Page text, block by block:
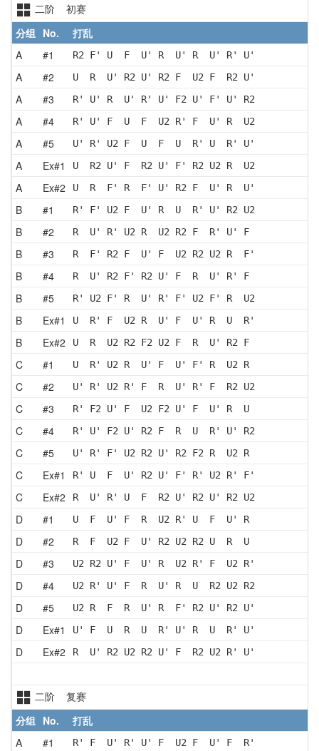
二阶 初赛
分组 No.
打乱
A
#1 R2 F' U  F  U' R  U' R  U' R' U'
A #2 U  R  U' R2 U' R2 F  U2 F  R2 U'
A #3 R' U' R  U' R' U' F2 U' F' U' R2
A #4 R' U' F  U  F  U2 R' F  U' R  U2
A #5 U' R' U2 F  U  F  U  R' U  R' U'
A Ex#1 U  R2 U' F  R2 U' F' R2 U2 R  U2
A Ex#2 U  R  F' R  F' U' R2 F  U' R  U'
B #1 R' F' U2 F  U' R  U  R' U' R2 U2
B #2 R  U' R' U2 R  U2 R2 F  R' U' F
B #3 R  F' R2 F  U' F  U2 R2 U2 R  F'
B #4 R  U' R2 F' R2 U' F  R  U' R' F
B #5 R' U2 F' R  U' R' F' U2 F' R  U2
B Ex#1 U  R' F  U2 R  U' F  U' R  U  R'
B Ex#2 U  R  U2 R2 F2 U2 F  R  U' R2 F
C #1 U  R' U2 R  U' F  U' F' R  U2 R
C #2 U' R' U2 R' F  R  U' R' F  R2 U2
C #3 R' F2 U' F  U2 F2 U' F  U' R  U
C #4 R' U' F2 U' R2 F  R  U  R' U' R2
C #5 U' R' F' U2 R2 U' R2 F2 R  U2 R
C Ex#1 R' U  F  U' R2 U' F' R' U2 R' F'
C Ex#2 R  U' R' U  F  R2 U' R2 U' R2 U2
D #1 U  F  U' F  R  U2 R' U  F  U' R
D #2 R  F  U2 F  U' R2 U2 R2 U  R  U
D #3 U2 R2 U' F  U' R  U2 R' F  U2 R'
D #4 U2 R' U' F  R  U' R  U  R2 U2 R2
D #5 U2 R  F  R  U' R  F' R2 U' R2 U'
D Ex#1 U' F  U  R  U  R' U' R  U  R' U'
D Ex#2 R  U' R2 U2 R2 U' F  R2 U2 R' U'
二阶 复赛
分组 No.
打乱
A
#1 R' F  U' R' U' F  U2 F  U' F  R'